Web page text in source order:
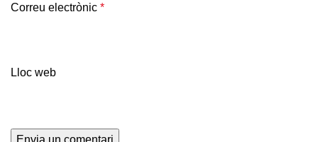
Correu electrònic *
Lloc web